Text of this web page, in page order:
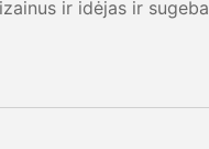
ir idėjas ir